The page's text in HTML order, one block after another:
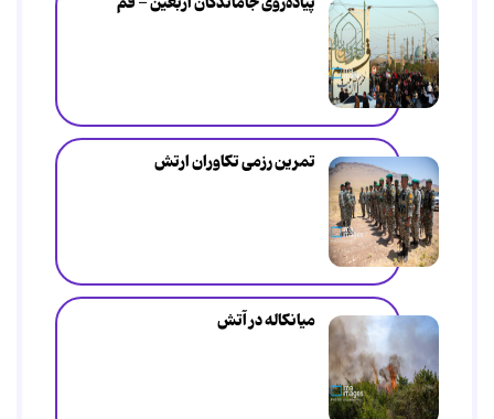
تمرین رزمی تکاوران ارتش
میانکاله در آتش